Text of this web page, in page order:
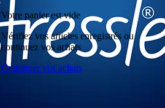
Votre panier est vide
Vérifiez vos articles enregistrés ou
continuez vos achats
Continuer vos achats